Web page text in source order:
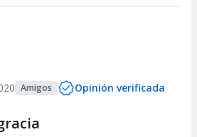
Amigos Opinión verificada